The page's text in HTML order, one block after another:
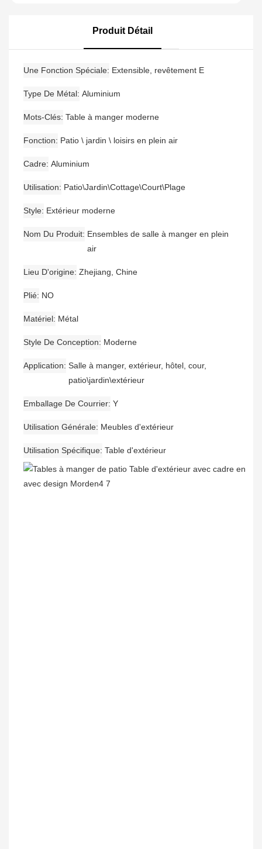
Morden1
Produit Détail
Une Fonction Spéciale Extensible, revêtement E
Type De Métal Aluminium
Mots-Clés Table à manger moderne
Fonction Patio \ jardin \ loisirs en plein air
Cadre Aluminium
Utilisation Patio\Jardin\Cottage\Court\Plage
Style Extérieur moderne
Nom Du Produit Ensembles de salle à manger en plein
air
Lieu D'origine Zhejiang, Chine
Plié NO
Matériel Métal
Style De Conception Moderne
Application Salle à manger, extérieur, hôtel, cour,
patio\jardin\extérieur
Emballage De Courrier Y
Utilisation Générale Meubles d'extérieur
Utilisation Spécifique Table d'extérieur